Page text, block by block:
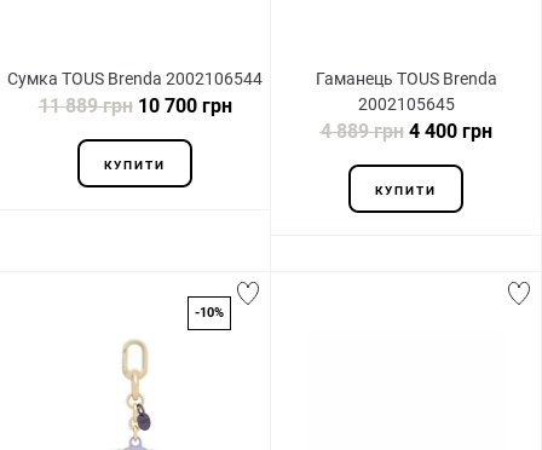
Сумка TOUS Brenda 2002106544
11 889 грн10 700 грн
КУПИТИ
Гаманець TOUS Brenda
2002105645
4 889 грн4 400 грн
КУПИТИ
-10%